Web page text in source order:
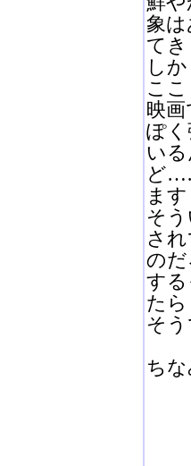
象
てき
し
こ
映
ぽ
い
ど
ま
そ
さ
の
する
た
そ
ち